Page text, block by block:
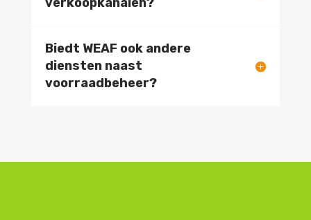
Biedt WEAF ook andere
diensten naast
voorraadbeheer?